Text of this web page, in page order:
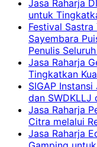
Jasa Raharja
untuk
Festival
Sayembara
Penulis
Jasa Raharja
Tingkatkan
SIGAP
dan SWDKLLJ
Jasa Raharja
Citra melalui
Jasa Raharja